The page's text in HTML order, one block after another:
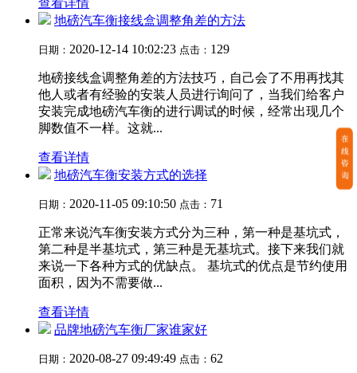
查看详情
地磅汽车衡接线盒调整角差的方法
日期： 2020-12-14 10:02:23 点击： 129
地磅接线盒调整角差的方法技巧，自己会了不用再找其
他人或者有经验的安装人员进行询问了，当我们给客户
安装完成地磅汽车衡的进行调试的时候，经常出现几个
脚数值不一样。这就...
查看详情
地磅汽车衡安装方式的选择
日期： 2020-11-05 09:10:50 点击： 71
正常来说汽车衡安装方式分为三种，第一种是基坑式，
第二种是半基坑式，第三种是无基坑式。接下来我们就
来说一下各种方式的优缺点。 基坑式的优点是节约使用
面积，因为不需要做...
查看详情
品牌地磅汽车衡厂家谁家好
日期： 2020-08-27 09:49:49 点击： 62